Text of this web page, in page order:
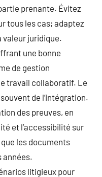
prenante. Évitez
tous les cas; adaptez
valeur juridique.
une bonne
de gestion
travail collaboratif. Le
de l’intégration.
des preuves, en
et l’accessibilité sur
les documents
années.
litigieux pour